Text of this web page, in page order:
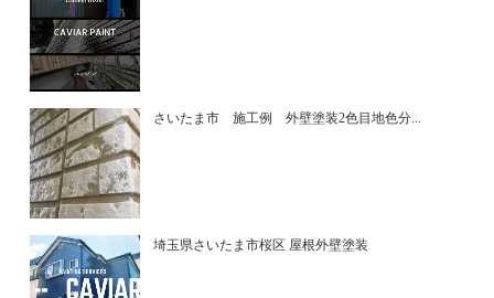
さいたま市 施工例 外壁塗装2色目地色分...
埼玉県さいたま市桜区 屋根外壁塗装